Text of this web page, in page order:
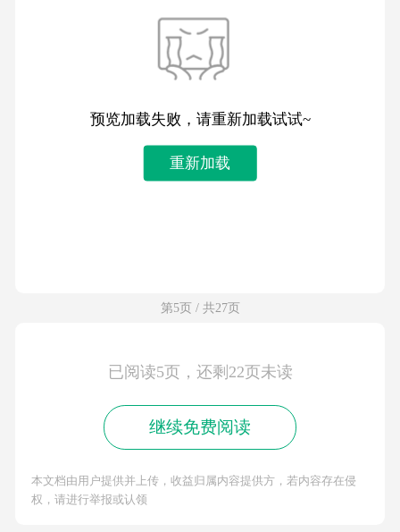
预览加载失败，请重新加载试试~
重新加载
第5页 / 共27页
已阅读5页，还剩22页未读
继续免费阅读
本文档由用户提供并上传，收益归属内容提供方，若内容存在侵
权，请进行举报或认领